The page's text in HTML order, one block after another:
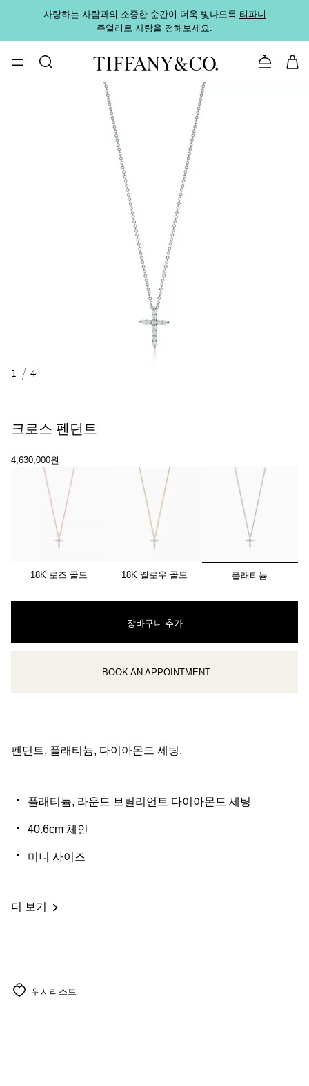
사랑하는 사람과의 소중한 순간이 더욱 빛나도록 티파니
주얼리로 사랑을 전해보세요.
문의하기
1 / 4
크로스 펜던트
4,630,000원
18K 로즈 골드 18K 옐로우 골드 선택됨
플래티늄
장바구니 추가
클라이언트 어드바이저에게 문의하거나 예약하세요
BOOK AN APPOINTMENT
펜던트, 플래티늄, 다이아몬드 세팅.
플래티늄, 라운드 브릴리언트 다이아몬드 세팅
40.6cm 체인
미니 사이즈
더 보기
위시리스트